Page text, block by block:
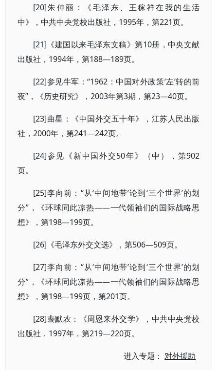
[20]朱仲丽：《毛泽东、王稼祥在我的生活
中》，中共中央党校出版社，1995年，第221页。
[21]《建国以来毛泽东文稿》第10册，中央文献
出版社，1994年，第188—189页。
[22]参见牛军：“1962：中国对外政策‘左’转的前
夜”，《历史研究》，2003年第3期，第23—40页。
[23]曲星：《中国外交五十年》，江苏人民出版
社，2000年，第241—242页。
[24]参见《新中国外交50年》（中），第902
页。
[25]李向前：“从‘中间地带’论到‘三个世界’的划
分”，《环球同此凉热——一代领袖们的国际战略思
想》，第198—199页。
[26]《毛泽东外交文选》，第506—509页。
[27]李向前：“从‘中间地带’论到‘三个世界’的划
分”，《环球同此凉热——一代领袖们的国际战略思
想》，第198—199页，第201页。
[28]裴默农：《周恩来外交学》，中共中央党校
出版社，1997年，第219—220页。
进入专题：对外援助